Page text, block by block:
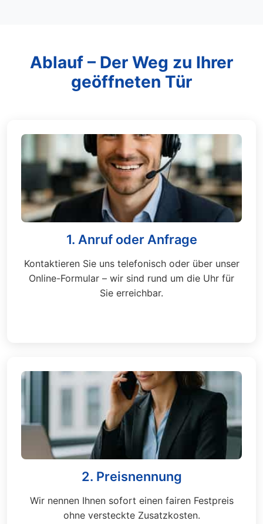
Ablauf – Der Weg zu Ihrer
geöffneten Tür
1. Anruf oder Anfrage
Kontaktieren Sie uns telefonisch oder über unser
Online-Formular – wir sind rund um die Uhr für
Sie erreichbar.
2. Preisnennung
Wir nennen Ihnen sofort einen fairen Festpreis
ohne versteckte Zusatzkosten.